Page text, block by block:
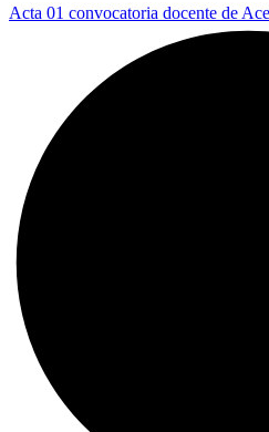
Acta 01 convocatoria docente de